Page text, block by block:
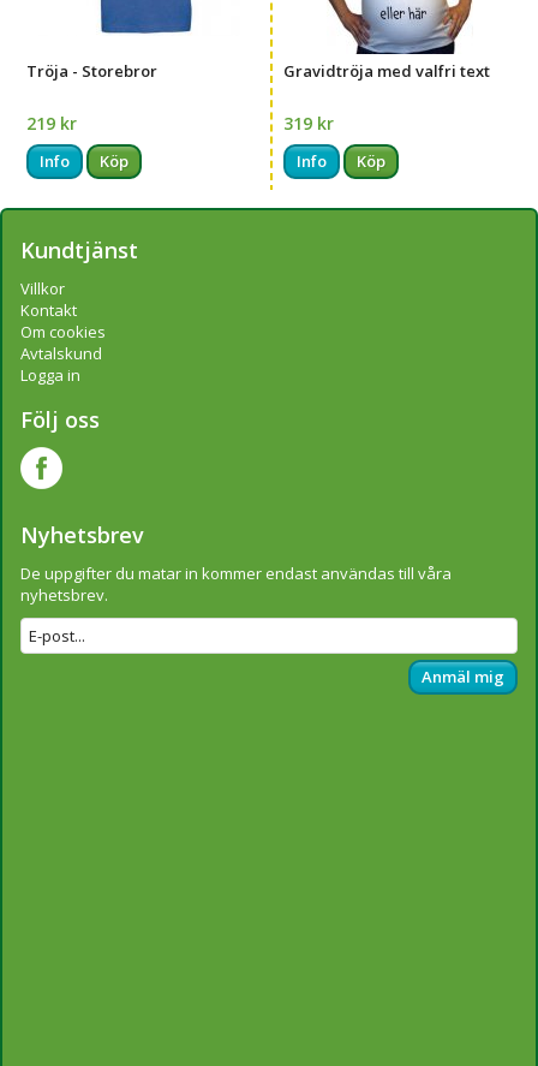
Tröja - Storebror
219 kr
Info Köp
Gravidtröja med valfri text
319 kr
Info Köp
Kundtjänst
Villkor
Kontakt
Om cookies
Avtalskund
Logga in
Följ oss
Nyhetsbrev
De uppgifter du matar in kommer endast användas till våra
nyhetsbrev.
Anmäl mig